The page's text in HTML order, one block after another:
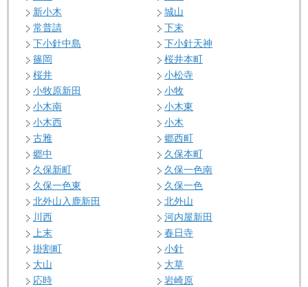
新小木
城山
常普請
下末
下小針中島
下小針天神
篠岡
桜井本町
桜井
小松寺
小牧原新田
小牧
小木南
小木東
小木西
小木
古雅
郷西町
郷中
久保本町
久保新町
久保一色南
久保一色東
久保一色
北外山入鹿新田
北外山
川西
河内屋新田
上末
春日寺
掛割町
小針
大山
大草
応時
岩崎原